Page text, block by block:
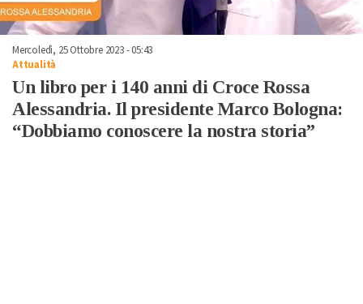
Mercoledì, 25 Ottobre 2023 - 05:43
Attualità
Un libro per i 140 anni di Croce Rossa
Alessandria. Il presidente Marco Bologna:
“Dobbiamo conoscere la nostra storia”